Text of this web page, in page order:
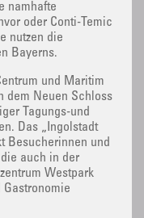
namhafte
oder Conti-Temic
nutzen die
Bayerns.
und Maritim
dem Neuen Schloss
Tagungs-und
Das „Ingolstadt
Besucherinnen und
auch in der
Westpark